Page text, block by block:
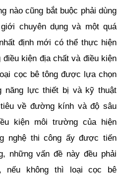
nào cũng bắt buộc phải dùng
chuyên dụng và một quá
định mới có thể thực hiện
kiện địa chất và điều kiện
cọc bê tông được lựa chọn
năng lực thiết bị và kỹ thuật
về đường kính và độ sâu
kiện môi trường của hiện
nghệ thi công ấy được tiến
những vấn đề này đều phải
nếu không thì loại cọc bê